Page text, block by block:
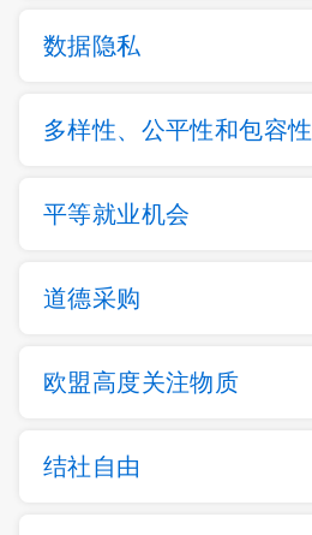
数据隐私
多样性、公平性和包容性
平等就业机会
道德采购
欧盟高度关注物质
结社自由